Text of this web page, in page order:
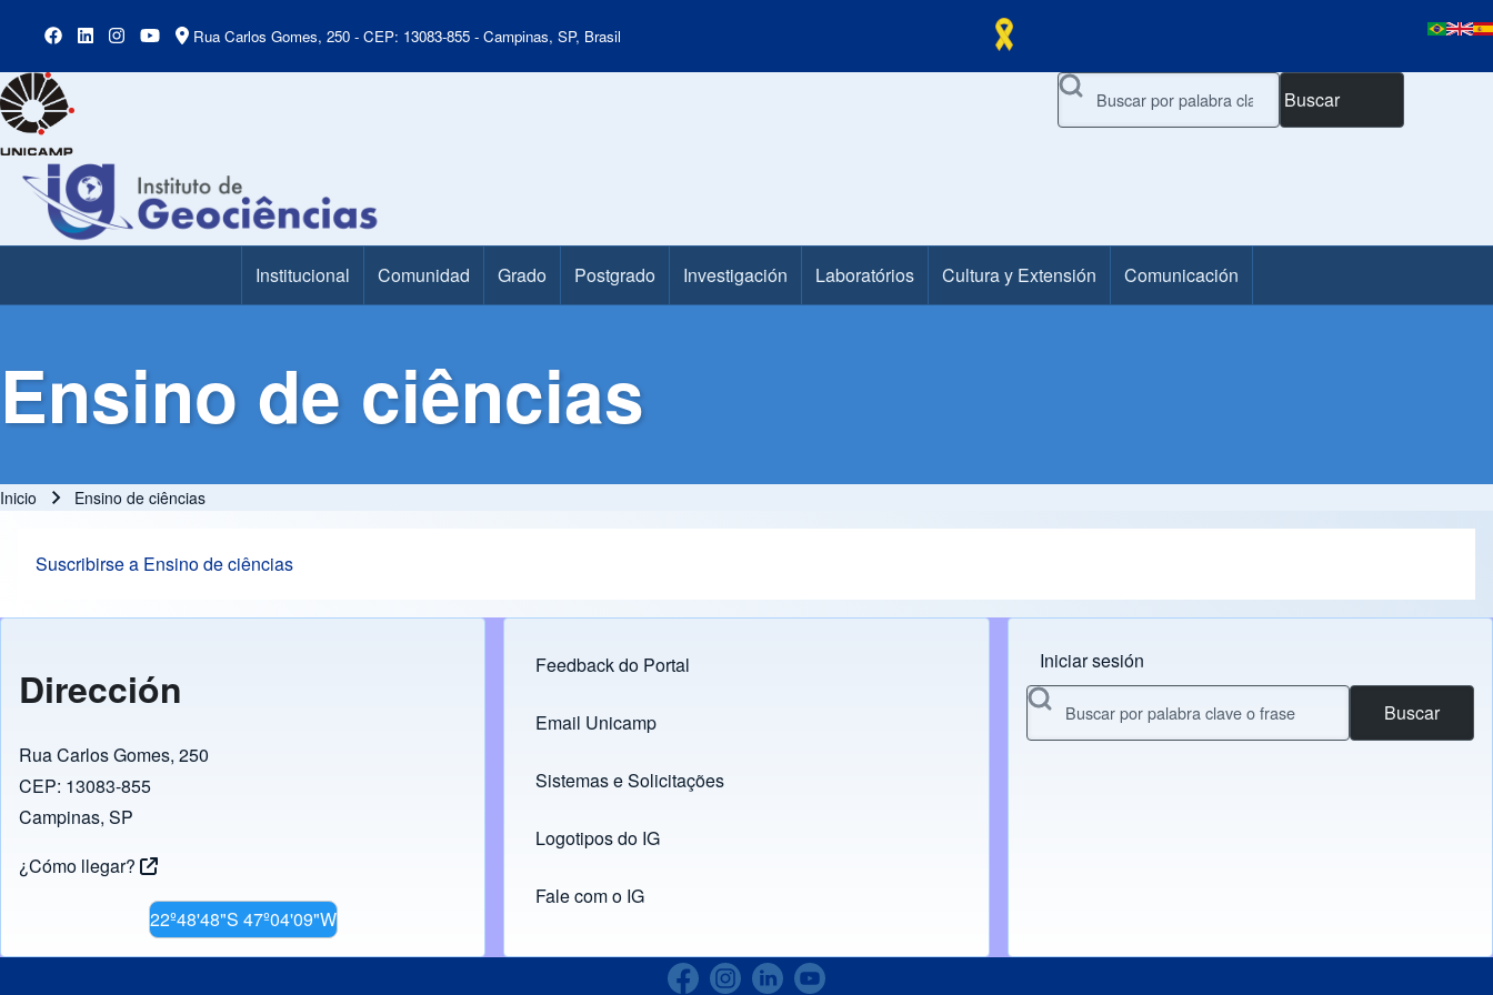
Rua Carlos Gomes, 250 - CEP: 13083-855 - Campinas, SP, Brasil
Buscar
Main Menu Institucional Comunidad Grado Postgrado Investigación Laboratórios Cultura y Extensión Comunicación
Ensino de ciências
Inicio Ensino de ciências
Suscribirse a Ensino de ciências
Dirección
Rua Carlos Gomes, 250
CEP: 13083-855
Campinas, SP
¿Cómo llegar?
22º48'48"S 47º04'09"W
Footer menu
Feedback do Portal
Links
Email Unicamp
(opens in new tab)
Sistemas e Solicitações
(opens in new tab)
Logotipos do IG
(opens in new tab)
Fale com o IG
Menu do usuário
Iniciar sesión
Buscar